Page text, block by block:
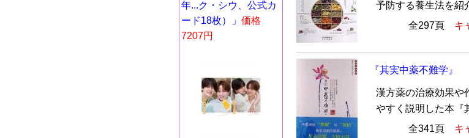
年...ク・シウ、公式カ
ード18枚）」 価格
7207円
予防する養生法を紹
全297頁 キ
『其実中薬不難学』
漢方薬の治療効果や
やすく説明した本『
全341頁 キ